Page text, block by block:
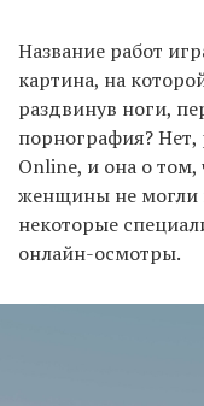
Название работ
картина, на
раздвинув ноги,
порнография? Нет,
Online, и она о
женщины не могли
некоторые
онлайн-осмотры.